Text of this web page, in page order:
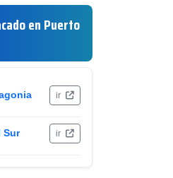
en Puerto
ir
Sur ir